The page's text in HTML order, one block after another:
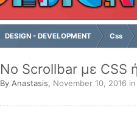
DESIGN - DEVELOPMENT Css
No Scrollbar με CSS
By Anastasis, November 10, 2016 in